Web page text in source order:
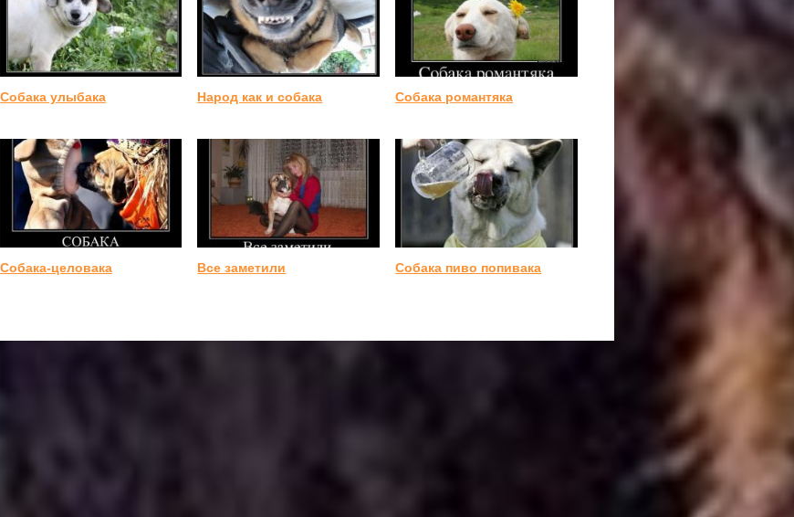
Собака улыбака Народ как и собака Собака романтяка
Собака-целовака Все заметили Собака пиво попивака